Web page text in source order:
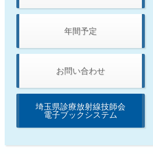
年間予定
お問い合わせ
埼玉県診療放射線技師会
電子ブックシステム